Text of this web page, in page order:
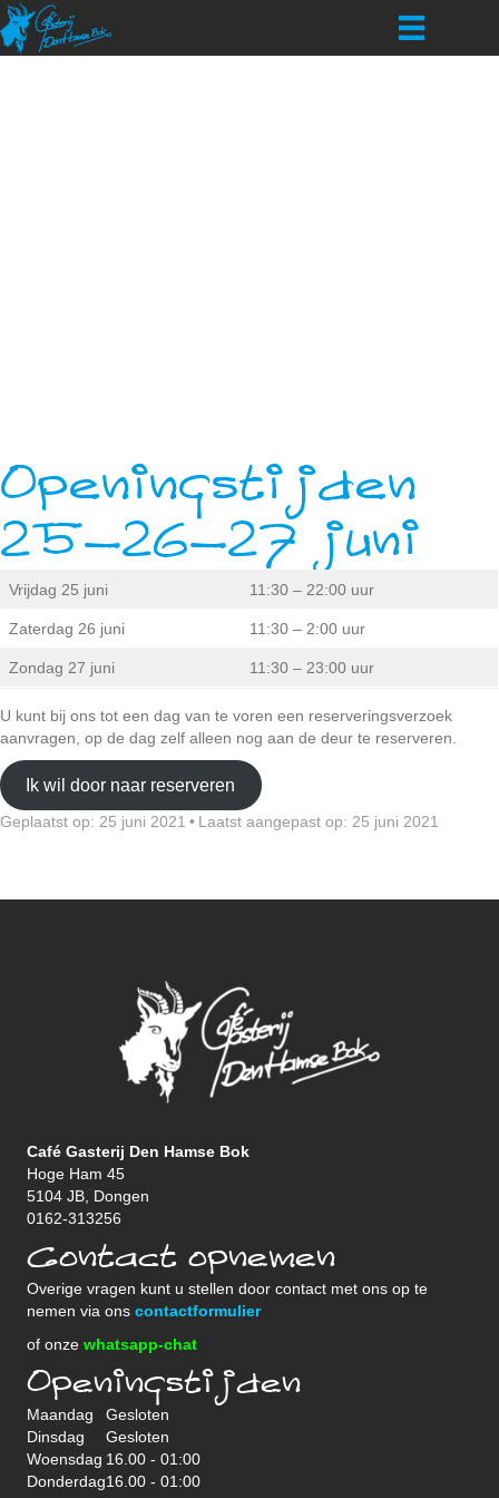
Openingstijden
25-26-27 juni
Vrijdag 25 juni 11:30 – 22:00 uur
Zaterdag 26 juni 11:30 – 2:00 uur
Zondag 27 juni 11:30 – 23:00 uur
U kunt bij ons tot een dag van te voren een reserveringsverzoek
aanvragen, op de dag zelf alleen nog aan de deur te reserveren.
Ik wil door naar reserveren
Geplaatst op: 25 juni 2021 • Laatst aangepast op: 25 juni 2021
Café Gasterij Den Hamse Bok
Hoge Ham 45
5104 JB, Dongen
0162-313256
Contact opnemen
Overige vragen kunt u stellen door contact met ons op te
nemen via ons contactformulier
of onze whatsapp-chat
Openingstijden
Maandag
Gesloten
Dinsdag
Gesloten
Woensdag 16.00 - 01:00
Donderdag16.00 - 01:00